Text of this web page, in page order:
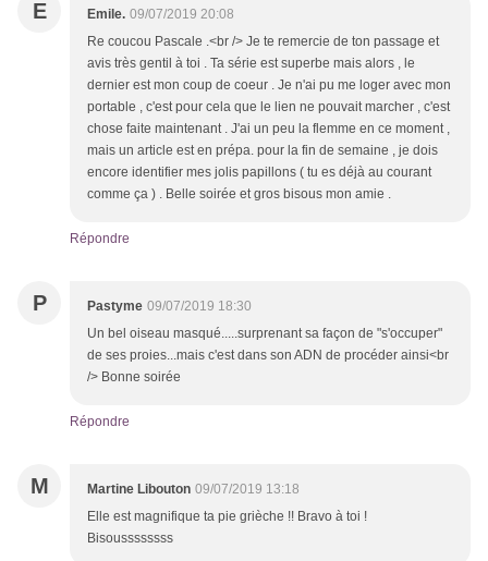
E Emile. 09/07/2019 20:08
Re coucou Pascale .<br /> Je te remercie de ton passage et
avis très gentil à toi . Ta série est superbe mais alors , le
dernier est mon coup de coeur . Je n'ai pu me loger avec mon
portable , c'est pour cela que le lien ne pouvait marcher , c'est
chose faite maintenant . J'ai un peu la flemme en ce moment ,
mais un article est en prépa. pour la fin de semaine , je dois
encore identifier mes jolis papillons ( tu es déjà au courant
comme ça ) . Belle soirée et gros bisous mon amie .
Répondre
P Pastyme 09/07/2019 18:30
Un bel oiseau masqué.....surprenant sa façon de "s'occuper"
de ses proies...mais c'est dans son ADN de procéder ainsi<br
/> Bonne soirée
Répondre
M Martine Libouton 09/07/2019 13:18
Elle est magnifique ta pie grièche !! Bravo à toi !
Bisoussssssss